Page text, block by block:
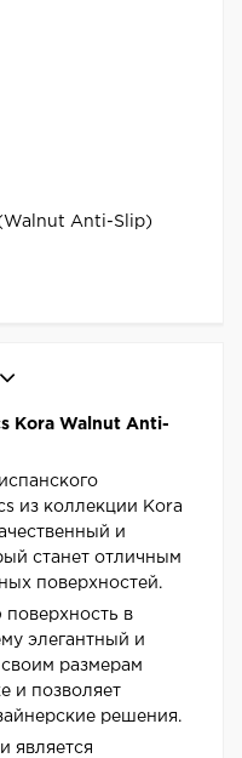
Anti-Slip)
Kora Walnut Anti-
из коллекции Kora
и
станет отличным
поверхностей.
поверхность в
элегантный и
размерам
и позволяет
решения.
является